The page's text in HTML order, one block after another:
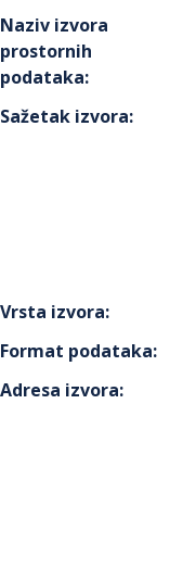
Naziv izvora
prostornih
podataka:
Sažetak izvora:
Vrsta izvora:
Format podataka:
Adresa izvora: